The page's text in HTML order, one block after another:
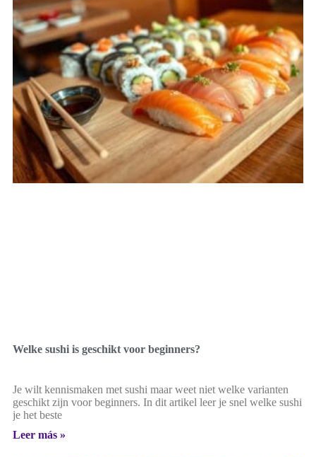
Welke sushi is geschikt voor beginners?
Je wilt kennismaken met sushi maar weet niet welke varianten
geschikt zijn voor beginners. In dit artikel leer je snel welke sushi
je het beste
Leer más »